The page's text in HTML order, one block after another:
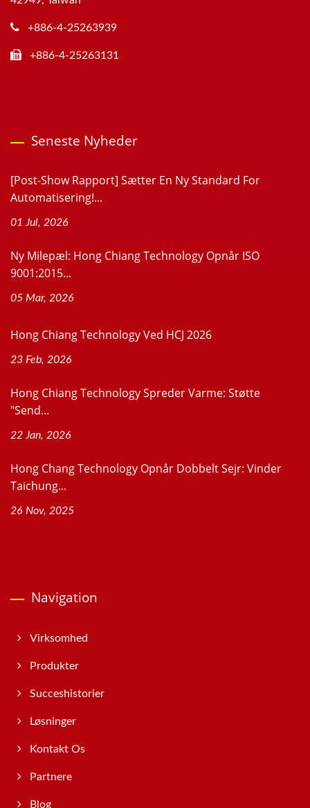
+886-4-25263939
+886-4-25263131
Seneste Nyheder
[Post-Show Rapport] Sætter En Ny Standard For
Automatisering!...
01 Jul, 2026
Ny Milepæl: Hong Chiang Technology Opnår ISO
9001:2015...
05 Mar, 2026
Hong Chiang Technology Ved HCJ 2026
23 Feb, 2026
Hong Chiang Technology Spreder Varme: Støtte
"Send...
22 Jan, 2026
Hong Chang Technology Opnår Dobbelt Sejr: Vinder
Taichung...
26 Nov, 2025
Navigation
Virksomhed
Produkter
Succeshistorier
Løsninger
Kontakt Os
Partnere
Blog